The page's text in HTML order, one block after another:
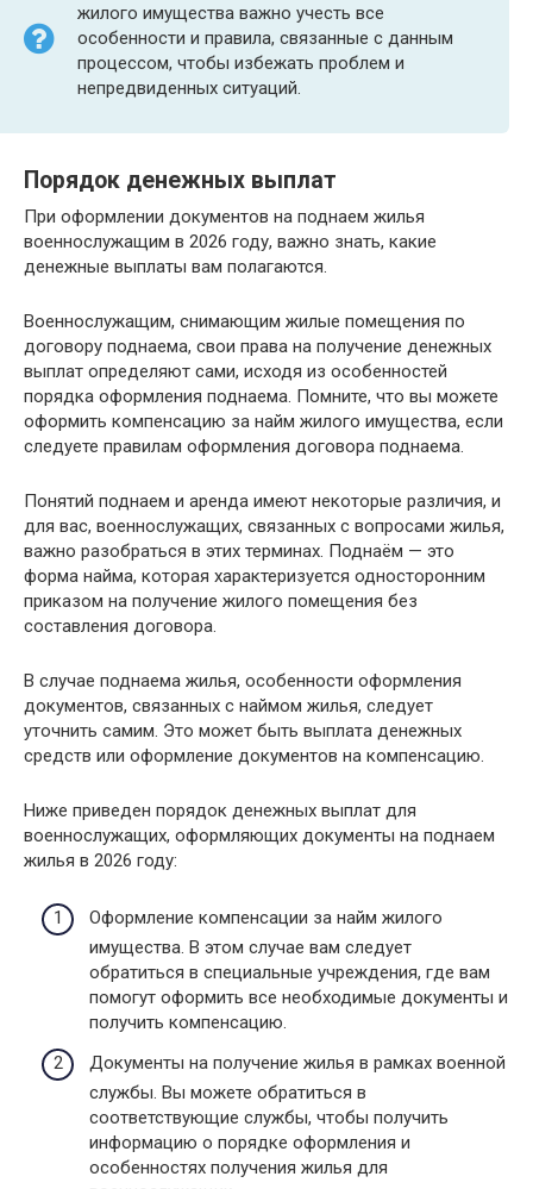
жилого имущества важно учесть все
особенности и правила, связанные с данным
процессом, чтобы избежать проблем и
непредвиденных ситуаций.
Порядок денежных выплат
При оформлении документов на поднаем жилья
военнослужащим в 2026 году, важно знать, какие
денежные выплаты вам полагаются.
Военнослужащим, снимающим жилые помещения по
договору поднаема, свои права на получение денежных
выплат определяют сами, исходя из особенностей
порядка оформления поднаема. Помните, что вы можете
оформить компенсацию за найм жилого имущества, если
следуете правилам оформления договора поднаема.
Понятий поднаем и аренда имеют некоторые различия, и
для вас, военнослужащих, связанных с вопросами жилья,
важно разобраться в этих терминах. Поднаём — это
форма найма, которая характеризуется односторонним
приказом на получение жилого помещения без
составления договора.
В случае поднаема жилья, особенности оформления
документов, связанных с наймом жилья, следует
уточнить самим. Это может быть выплата денежных
средств или оформление документов на компенсацию.
Ниже приведен порядок денежных выплат для
военнослужащих, оформляющих документы на поднаем
жилья в 2026 году:
Оформление компенсации за найм жилого
имущества. В этом случае вам следует
обратиться в специальные учреждения, где вам
помогут оформить все необходимые документы и
получить компенсацию.
Документы на получение жилья в рамках военной
службы. Вы можете обратиться в
соответствующие службы, чтобы получить
информацию о порядке оформления и
особенностях получения жилья для